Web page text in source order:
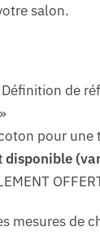
salon.
de
pour une
disponible
mesures de